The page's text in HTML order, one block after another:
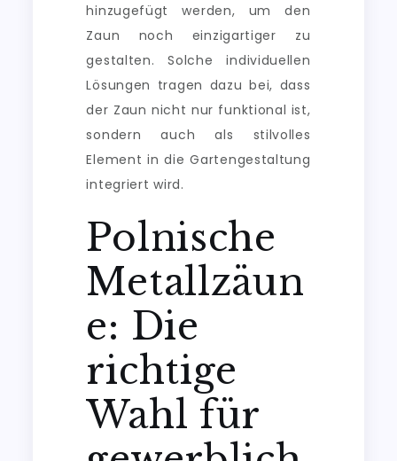
hinzugefügt werden, um den
Zaun noch einzigartiger zu
gestalten. Solche individuellen
Lösungen tragen dazu bei, dass
der Zaun nicht nur funktional ist,
sondern auch als stilvolles
Element in die Gartengestaltung
integriert wird.
Polnische
Metallzäun
e: Die
richtige
Wahl für